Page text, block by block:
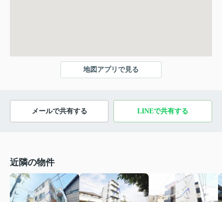
地図アプリで見る
メールで共有する LINEで共有する
近隣の物件